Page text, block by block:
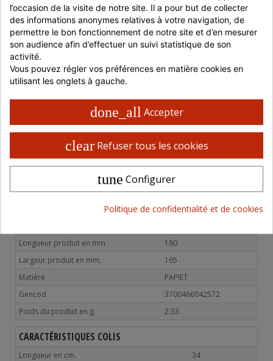
Montant Réduction
P. unitaire
Jusqu'à 699 € HT
-
20,63 € HT
700 à 999 € HT
-5%
19,60 € HT
1000 à 1499 € HT
-10%
18,57 € HT
ou retrait en magasin
Livraison 48 / 72 H en France
Retrait possible en magasin
Paiement 100% sécurisé
Longueur produit en mm.
180
Largeur produit en mm.
165
Matière
PAPIET
Gencod
3700466042572
Poids du produit en g.
2.33
CARACTÉRISTIQUES COLIS
Longueur en cm.
34
l’occasion de la visite de notre site. Il a pour but de collecter
des informations anonymes relatives à votre navigation, de
permettre le bon fonctionnement de notre site et d’en mesurer
son audience afin d’effectuer un suivi statistique de son
activité.
Vous pouvez régler vos préférences en matière cookies en
utilisant les onglets à gauche.
done_all Accepter
clear Refuser tous les cookies
tune Configurer
Politique de confidentialité et de cookies